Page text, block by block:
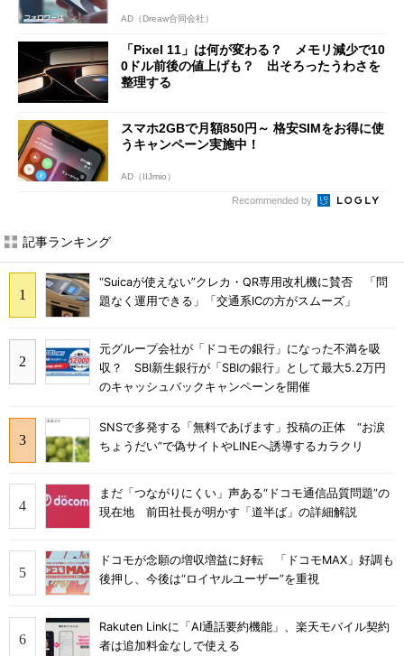
AD（Dreaw合同会社）
「Pixel 11」は何が変わる？ メモリ減少で10
0ドル前後の値上げも？ 出そろったうわさを
整理する
スマホ2GBで月額850円～ 格安SIMをお得に使
うキャンペーン実施中！
AD（IIJmio）
Recommended by
記事ランキング
“Suicaが使えない”クレカ・QR専用改札機に賛否 「問
題なく運用できる」「交通系ICの方がスムーズ」
元グループ会社が「ドコモの銀行」になった不満を吸
収？ SBI新生銀行が「SBIの銀行」として最大5.2万円
のキャッシュバックキャンペーンを開催
SNSで多発する「無料であげます」投稿の正体 “お涙
ちょうだい”で偽サイトやLINEへ誘導するカラクリ
まだ「つながりにくい」声ある“ドコモ通信品質問題”の
現在地 前田社長が明かす「道半ば」の詳細解説
ドコモが念願の増収増益に好転 「ドコモMAX」好調も
後押し、今後は“ロイヤルユーザー”を重視
Rakuten Linkに「AI通話要約機能」、楽天モバイル契約
者は追加料金なしで使える